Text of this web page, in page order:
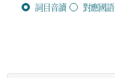
詞目音讀 對應國語